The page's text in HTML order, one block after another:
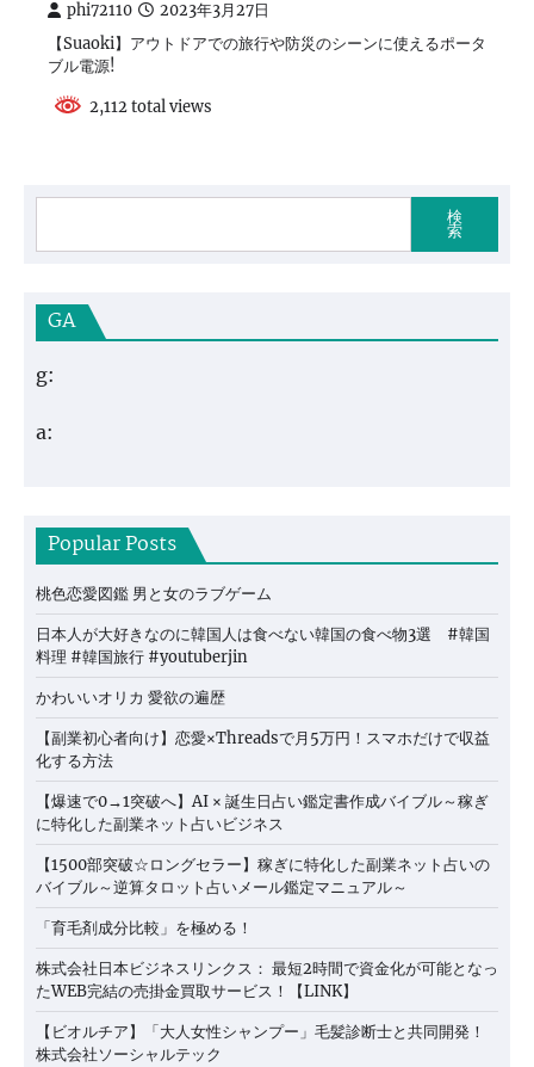
phi72110 2023年3月27日
【Suaoki】アウトドアでの旅行や防災のシーンに使えるポータ
ブル電源!
2,112 total views
検
索
GA
g:
a:
Popular Posts
桃色恋愛図鑑 男と女のラブゲーム
日本人が大好きなのに韓国人は食べない韓国の食べ物3選 #韓国
料理 #韓国旅行 #youtuberjin
かわいいオリカ 愛欲の遍歴
【副業初心者向け】恋愛×Threadsで月5万円！スマホだけで収益
化する方法
【爆速で0→1突破へ】AI × 誕生日占い鑑定書作成バイブル～稼ぎ
に特化した副業ネット占いビジネス
【1500部突破☆ロングセラー】稼ぎに特化した副業ネット占いの
バイブル～逆算タロット占いメール鑑定マニュアル～
「育毛剤成分比較」を極める！
株式会社日本ビジネスリンクス： 最短2時間で資金化が可能となっ
たWEB完結の売掛金買取サービス！【LINK】
【ビオルチア】「大人女性シャンプー」毛髪診断士と共同開発！
株式会社ソーシャルテック